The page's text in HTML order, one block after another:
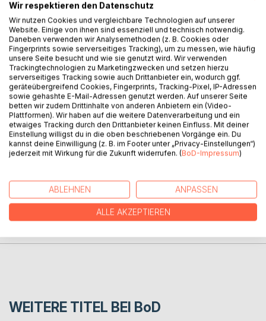
BESCHREIBUNG
Eines Tages liegt auf dem Schulweg ein glitzernder
Edelstein. Wem gehört er? Hans, der ihn zuerst gesehen
hat? Oder Felix, der ihn sofort aufhebt, und in seine
Schultasche steckt? Wenn ihr die Antwort wissen wollt,
müsst ihr die ganze Geschichte lesen.
PRESSESTIMMEN
WEITERE TITEL BEI BoD
Wir respektieren den Datenschutz
Wir nutzen Cookies und vergleichbare Technologien auf unserer
Website. Einige von ihnen sind essenziell und technisch notwendig.
Daneben verwenden wir Analysemethoden (z. B. Cookies oder
Fingerprints sowie serverseitiges Tracking), um zu messen, wie häufig
unsere Seite besucht und wie sie genutzt wird. Wir verwenden
Trackingtechnologien zu Marketingzwecken und setzen hierzu
serverseitiges Tracking sowie auch Drittanbieter ein, wodurch ggf.
geräteübergreifend Cookies, Fingerprints, Tracking-Pixel, IP-Adressen
sowie gehashte E-Mail-Adressen genutzt werden. Auf unserer Seite
betten wir zudem Drittinhalte von anderen Anbietern ein (Video-
Plattformen). Wir haben auf die weitere Datenverarbeitung und ein
etwaiges Tracking durch den Drittanbieter keinen Einfluss. Mit deiner
Einstellung willigst du in die oben beschriebenen Vorgänge ein. Du
kannst deine Einwilligung (z. B. im Footer unter „Privacy-Einstellungen“)
jederzeit mit Wirkung für die Zukunft widerrufen. (BoD-Impressum)
ABLEHNEN ANPASSEN
ALLE AKZEPTIEREN